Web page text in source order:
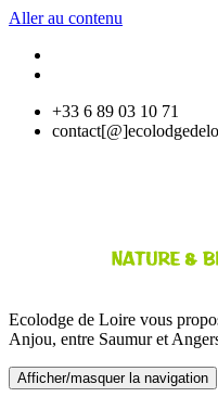
Aller au contenu
+33 6 89 03 10 71
Ecolodge de Loire vous
Anjou, entre Saumur et
Afficher/masquer la navigation